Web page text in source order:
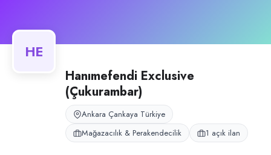
HE
Hanımefendi Exclusive
(Çukurambar)
Ankara Çankaya Türkiye
Mağazacılık & Perakendecilik
1 açık ilan